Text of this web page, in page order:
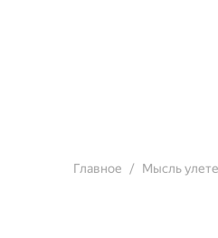
Главное Мысль